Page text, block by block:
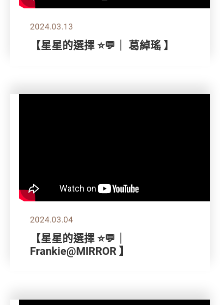
2024.03.13
【星星的選擇 ⭐💬｜ 葛綽瑤 】
2024.03.04
【星星的選擇 ⭐💬｜
Frankie@MIRROR 】